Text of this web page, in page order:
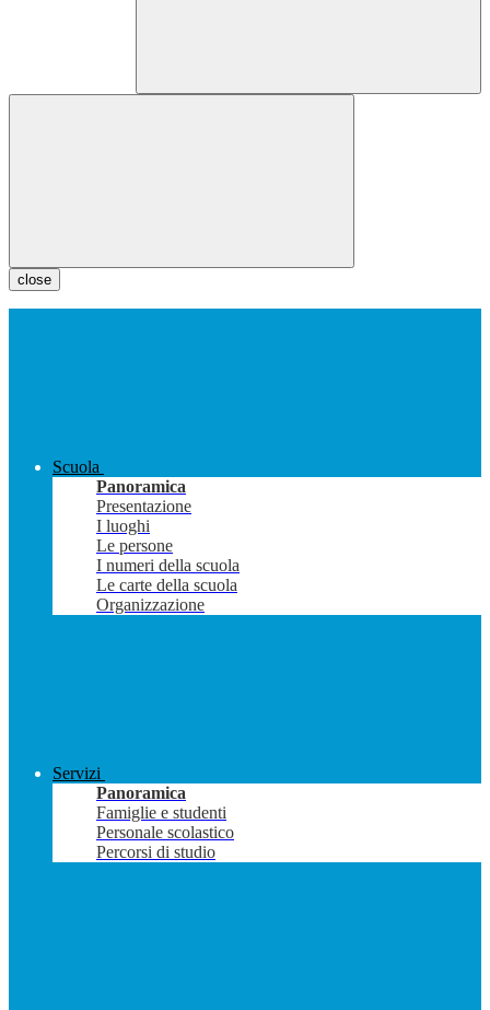
close
Scuola
Panoramica
Presentazione
I luoghi
Le persone
I numeri della scuola
Le carte della scuola
Organizzazione
Servizi
Panoramica
Famiglie e studenti
Personale scolastico
Percorsi di studio